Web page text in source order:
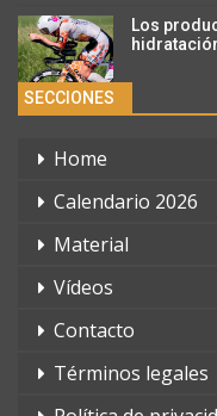
Los
SECCIONES
Home
Calendario 2026
Material
Vídeos
Contacto
Términos legales